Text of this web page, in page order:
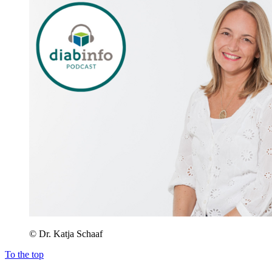
© Dr. Katja Schaaf
To the top